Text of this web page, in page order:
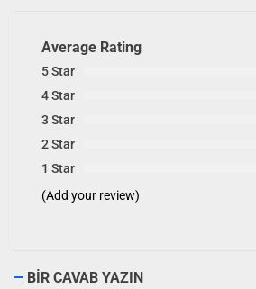
Average Rating
5 Star
4 Star
3 Star
2 Star
1 Star
(Add your review)
BIR CAVAB YAZIN